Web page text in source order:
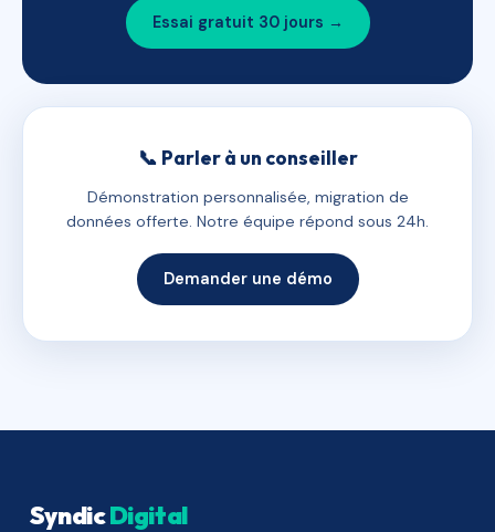
Essai gratuit 30 jours →
📞 Parler à un conseiller
Démonstration personnalisée, migration de
données offerte. Notre équipe répond sous 24h.
Demander une démo
SyndicDigital